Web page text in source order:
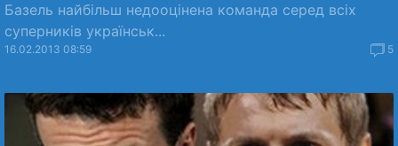
Базель найбільш недооцінена команда серед всіх
суперників українськ...
16.02.2013 08:59 5